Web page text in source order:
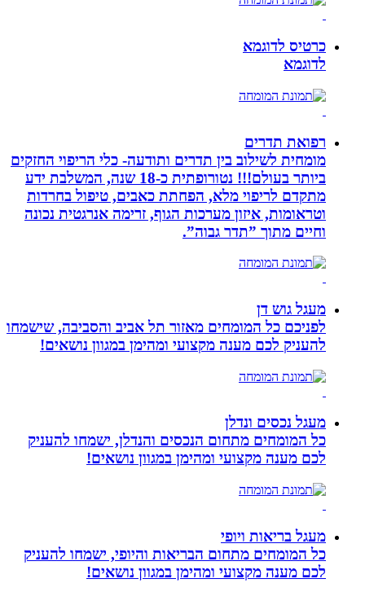
כרטיס לדוגמא
לדוגמא
רפואת תדרים
מומחית לשילוב בין תדרים ותודעה- כלי הריפוי החזקים
ביותר בעולם!!! נטורופתית כ-18 שנה, המשלבת ידע
מתקדם לריפוי מלא, הפחתת כאבים, טיפול בחרדות
וטראומות, איזון מערכות הגוף, זרימה אנרגטית נכונה
וחיים מתוך ”תדר גבוה”.
מעגל גוש דן
לפניכם כל המומחים מאזור תל אביב והסביבה, שישמחו
להעניק לכם מענה מקצועי ומהימן במגוון נושאים!
מעגל נכסים ונדלן
כל המומחים מתחום הנכסים והנדלן, ישמחו להעניק
לכם מענה מקצועי ומהימן במגוון נושאים!
מעגל בריאות ויופי
כל המומחים מתחום הבריאות והיופי, ישמחו להעניק
לכם מענה מקצועי ומהימן במגוון נושאים!